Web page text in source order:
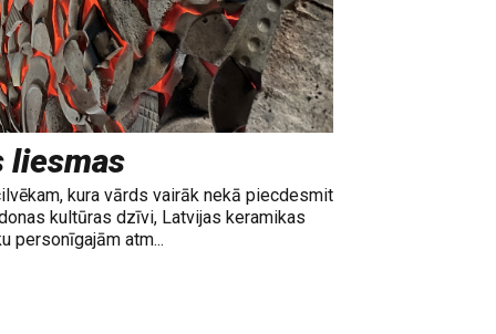
liesmas
kura vārds vairāk nekā piecdesmit
kultūras dzīvi, Latvijas keramikas
personīgajām atm...